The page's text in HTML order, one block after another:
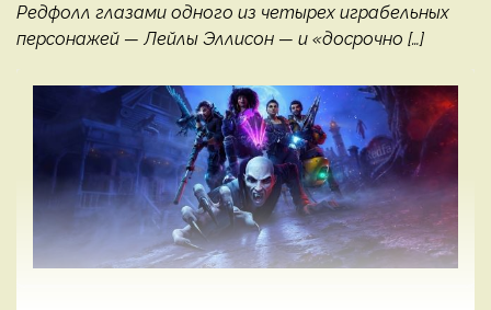
Редфолл глазами одного из четырех играбельных
персонажей — Лейлы Эллисон — и «досрочно […]